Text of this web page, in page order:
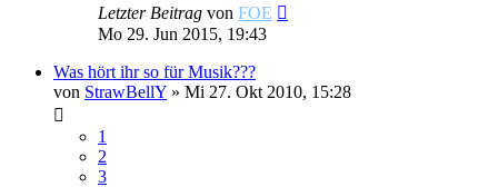
Letzter Beitrag von FOE
Mo 29. Jun 2015, 19:43
Was hört ihr so für Musik???
von StrawBellY » Mi 27. Okt 2010, 15:28
1
2
3